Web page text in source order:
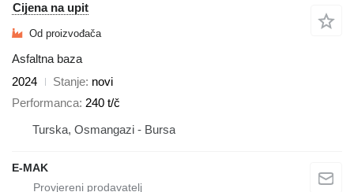
Cijena na upit
Od proizvođača
Asfaltna baza
2024
Stanje novi
Performanca 240 t/č
Turska, Osmangazi - Bursa
E-MAK